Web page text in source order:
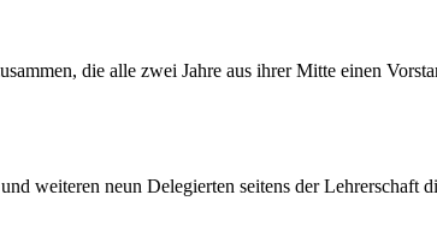
die alle zwei Jahre aus ihrer Mitte einen
weiteren neun Delegierten seitens der Lehrerschaft